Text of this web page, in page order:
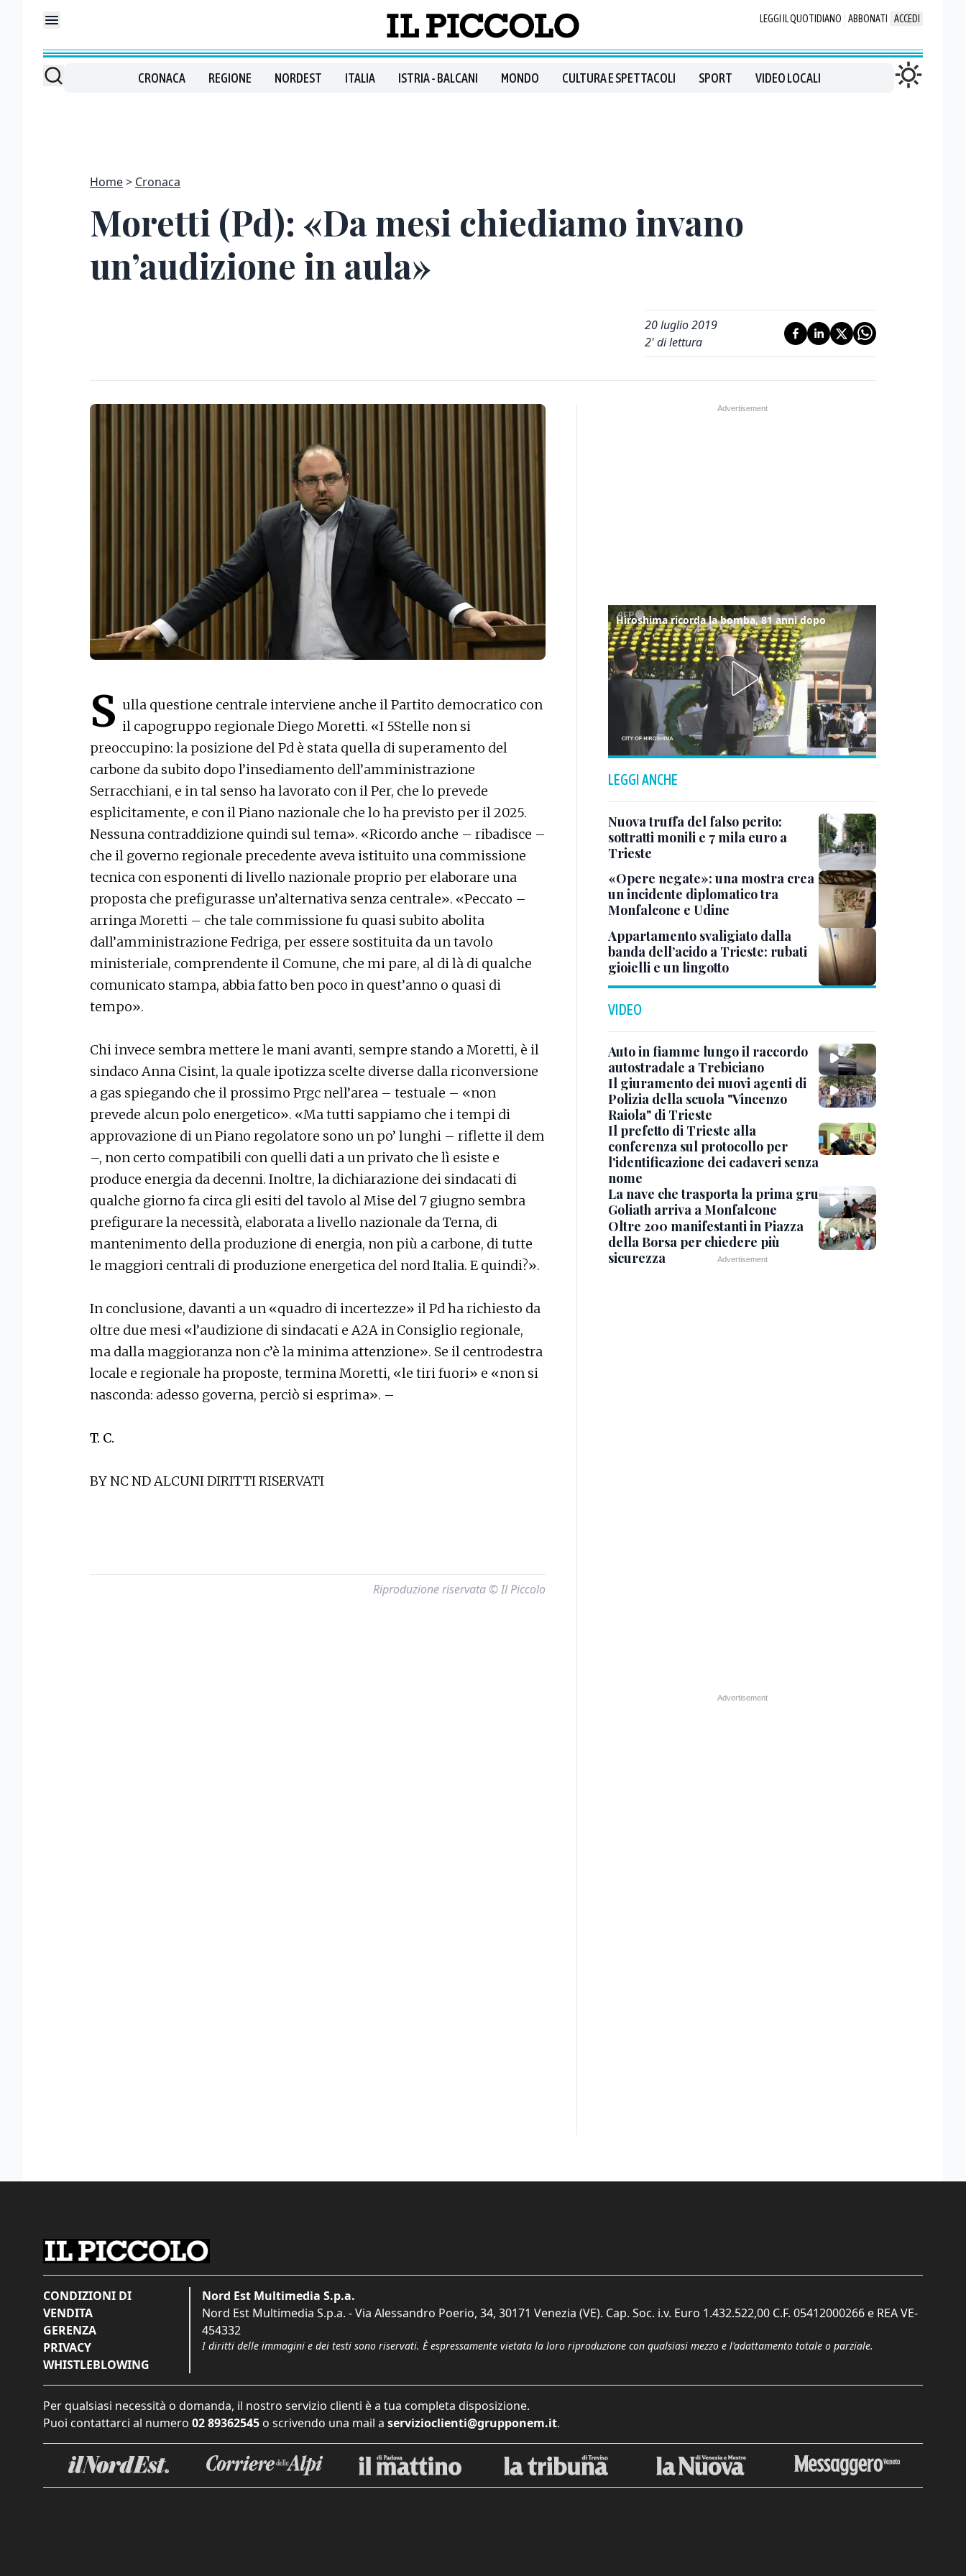
LEGGI IL QUOTIDIANO ABBONATI ACCEDI
CRONACA REGIONE NORDEST ITALIA ISTRIA - BALCANI MONDO CULTURA E SPETTACOLI SPORT VIDEO LOCALI
Home Cronaca
Moretti (Pd): «Da mesi chiediamo invano
un’audizione in aula»
20 luglio 2019
2' di lettura
S ulla questione centrale interviene anche il Partito democratico con
il capogruppo regionale Diego Moretti. «I 5Stelle non si
preoccupino: la posizione del Pd è stata quella di superamento del
carbone da subito dopo l’insediamento dell’amministrazione
Serracchiani, e in tal senso ha lavorato con il Per, che lo prevede
esplicitamente, e con il Piano nazionale che lo ha previsto per il 2025.
Nessuna contraddizione quindi sul tema». «Ricordo anche – ribadisce –
che il governo regionale precedente aveva istituito una commissione
tecnica con esponenti di livello nazionale proprio per elaborare una
proposta che prefigurasse un’alternativa senza centrale». «Peccato –
arringa Moretti – che tale commissione fu quasi subito abolita
dall’amministrazione Fedriga, per essere sostituita da un tavolo
ministeriale, comprendente il Comune, che mi pare, al di là di qualche
comunicato stampa, abbia fatto ben poco in quest’anno o quasi di
tempo».
Chi invece sembra mettere le mani avanti, sempre stando a Moretti, è il
sindaco Anna Cisint, la quale ipotizza scelte diverse dalla riconversione
a gas spiegando che il prossimo Prgc nell’area – testuale – «non
prevede alcun polo energetico». «Ma tutti sappiamo che i tempi di
approvazione di un Piano regolatore sono un po’ lunghi – riflette il dem
–, non certo compatibili con quelli dati a un privato che lì esiste e
produce energia da decenni. Inoltre, la dichiarazione dei sindacati di
qualche giorno fa circa gli esiti del tavolo al Mise del 7 giugno sembra
prefigurare la necessità, elaborata a livello nazionale da Terna, di
mantenimento della produzione di energia, non più a carbone, di tutte
le maggiori centrali di produzione energetica del nord Italia. E quindi?».
In conclusione, davanti a un «quadro di incertezze» il Pd ha richiesto da
oltre due mesi «l’audizione di sindacati e A2A in Consiglio regionale,
ma dalla maggioranza non c’è la minima attenzione». Se il centrodestra
locale e regionale ha proposte, termina Moretti, «le tiri fuori» e «non si
nasconda: adesso governa, perciò si esprima». –
T. C.
BY NC ND ALCUNI DIRITTI RISERVATI
Riproduzione riservata © Il Piccolo
Hiroshima ricorda la bomba, 81 anni dopo
LEGGI ANCHE
Nuova truffa del falso perito:
sottratti monili e 7 mila euro a
Trieste
«Opere negate»: una mostra crea
un incidente diplomatico tra
Monfalcone e Udine
Appartamento svaligiato dalla
banda dell’acido a Trieste: rubati
gioielli e un lingotto
VIDEO
Auto in fiamme lungo il raccordo
autostradale a Trebiciano
Il giuramento dei nuovi agenti di
Polizia della scuola "Vincenzo
Raiola" di Trieste
Il prefetto di Trieste alla
conferenza sul protocollo per
l'identificazione dei cadaveri senza
nome
La nave che trasporta la prima gru
Goliath arriva a Monfalcone
Oltre 200 manifestanti in Piazza
della Borsa per chiedere più
sicurezza
CONDIZIONI DI
VENDITA
GERENZA
PRIVACY
WHISTLEBLOWING
Nord Est Multimedia S.p.a.
Nord Est Multimedia S.p.a. - Via Alessandro Poerio, 34, 30171 Venezia (VE). Cap. Soc. i.v. Euro 1.432.522,00 C.F. 05412000266 e REA VE-
454332
I diritti delle immagini e dei testi sono riservati. È espressamente vietata la loro riproduzione con qualsiasi mezzo e l'adattamento totale o parziale.
Per qualsiasi necessità o domanda, il nostro servizio clienti è a tua completa disposizione.
Puoi contattarci al numero 02 89362545 o scrivendo una mail a servizioclienti@grupponem.it.